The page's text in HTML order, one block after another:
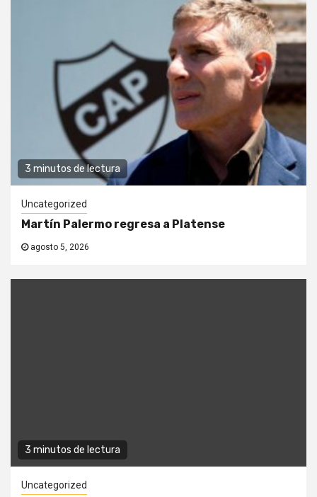
3 minutos de lectura
Uncategorized
Martín Palermo regresa a Platense
agosto 5, 2026
3 minutos de lectura
Uncategorized